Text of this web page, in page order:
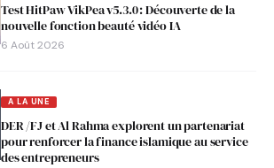
Test HitPaw VikPea v5.3.0 : Découverte de la
nouvelle fonction beauté vidéo IA
6 Août 2026
A LA UNE
DER /FJ et Al Rahma explorent un partenariat
pour renforcer la finance islamique au service
des entrepreneurs